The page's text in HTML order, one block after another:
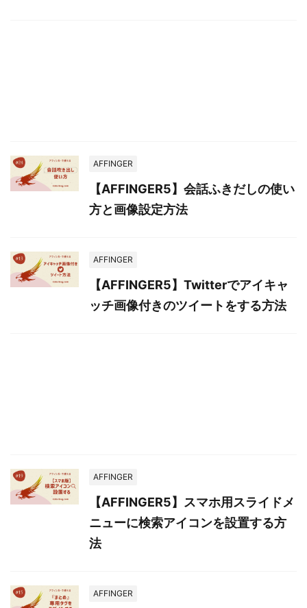
AFFINGER
【AFFINGER5】会話ふきだしの使い
方と画像設定方法
AFFINGER
【AFFINGER5】Twitterでアイキャ
ッチ画像付きのツイートをする方法
AFFINGER
【AFFINGER5】スマホ用スライドメ
ニューに検索アイコンを設置する方
法
AFFINGER